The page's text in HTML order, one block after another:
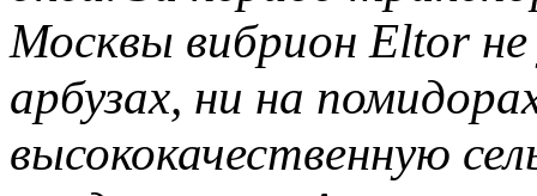
Москвы вибрион Eltor
арбузах, ни на
высококачественную